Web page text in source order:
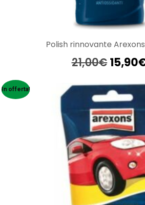
Polish rinnovante
21,00€ Il
prezzo
era:
21,00€.
15,90
In offerta!